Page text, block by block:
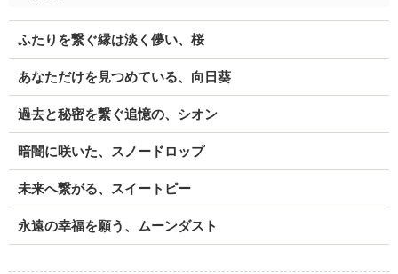
ふたりを繋ぐ縁は淡く儚い、桜
あなただけを見つめている、向日葵
過去と秘密を繋ぐ追憶の、シオン
暗闇に咲いた、スノードロップ
未来へ繋がる、スイートピー
永遠の幸福を願う、ムーンダスト